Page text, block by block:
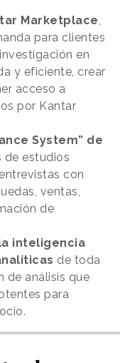
Marketplace,
para clientes
en
y eficiente, crear
acceso a
por Kantar
System” de
de estudios
con
ventas,
de
inteligencia
de toda
de análisis que
para